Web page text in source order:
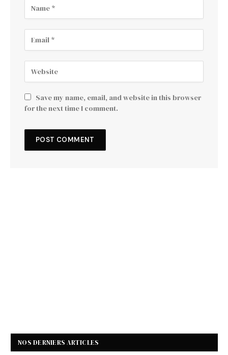
Save my name, email, and website in this browser
for the next time I comment.
NOS DERNIERS ARTICLES